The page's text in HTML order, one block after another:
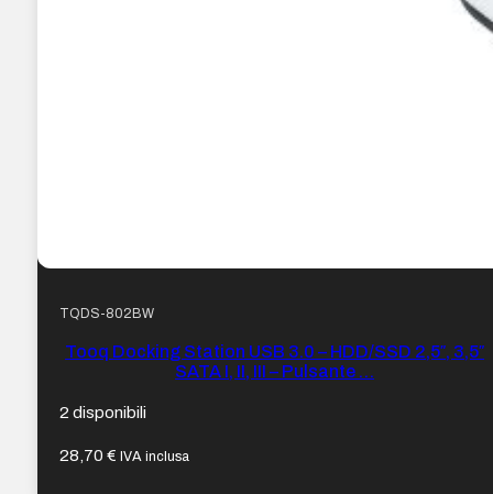
TQDS-802BW
Tooq Docking Station USB 3.0 – HDD/SSD 2,5″, 3,5″
SATA I, II, III – Pulsante …
2 disponibili
28,70€ IVA inclusa